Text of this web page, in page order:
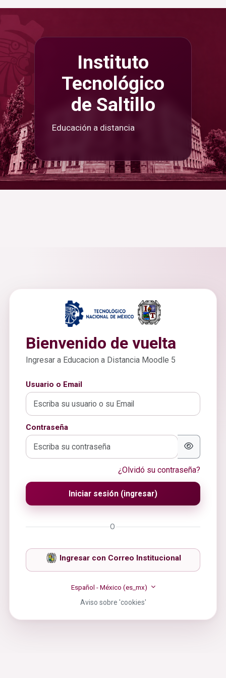
Instituto
Tecnológico
de Saltillo
Educación a distancia
Bienvenido de vuelta
Ingresar a Educacion a Distancia Moodle 5
Usuario o Email
Contraseña
¿Olvidó su contraseña?
Iniciar sesión (ingresar)
O
Ingresar con Correo Institucional
Español - México ‎(es_mx)‎
Aviso sobre 'cookies'